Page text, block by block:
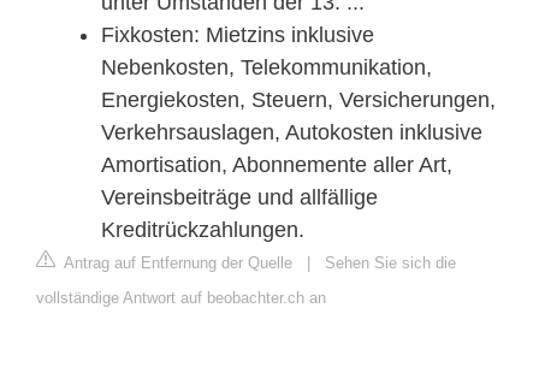
Fixkosten: Mietzins inklusive
Nebenkosten, Telekommunikation,
Energiekosten, Steuern, Versicherungen,
Verkehrsauslagen, Autokosten inklusive
Amortisation, Abonnemente aller Art,
Vereinsbeiträge und allfällige
Kreditrückzahlungen.
Antrag auf Entfernung der Quelle
Sehen Sie sich die
vollständige Antwort auf beobachter.ch an